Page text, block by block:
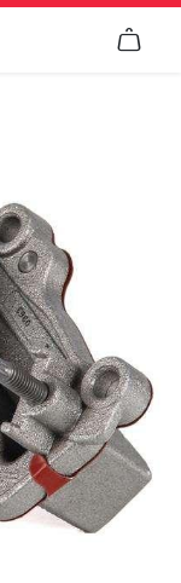
